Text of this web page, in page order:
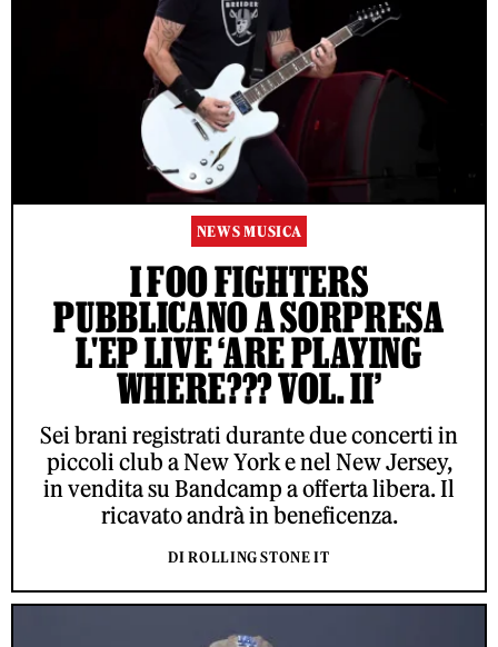
NEWS MUSICA
I FOO FIGHTERS
PUBBLICANO A SORPRESA
L'EP LIVE ‘ARE PLAYING
WHERE??? VOL. II’
Sei brani registrati durante due concerti in
piccoli club a New York e nel New Jersey,
in vendita su Bandcamp a offerta libera. Il
ricavato andrà in beneficenza.
DI ROLLING STONE IT